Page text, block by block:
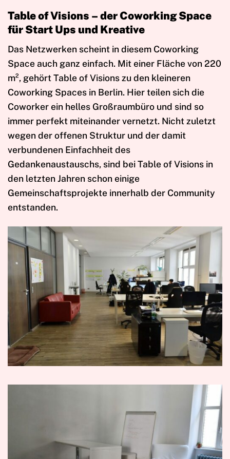
Table of Visions – der Coworking Space
für Start Ups und Kreative
Das Netzwerken scheint in diesem Coworking
Space auch ganz einfach. Mit einer Fläche von 220
m², gehört Table of Visions zu den kleineren
Coworking Spaces in Berlin. Hier teilen sich die
Coworker ein helles Großraumbüro und sind so
immer perfekt miteinander vernetzt. Nicht zuletzt
wegen der offenen Struktur und der damit
verbundenen Einfachheit des
Gedankenaustauschs, sind bei Table of Visions in
den letzten Jahren schon einige
Gemeinschaftsprojekte innerhalb der Community
entstanden.